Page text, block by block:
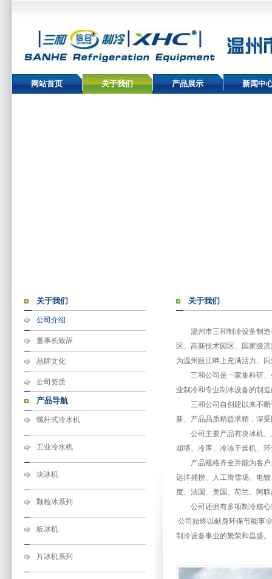
网站首页 关于我们 产品展示 新闻中
关于我们
公司介绍
董事长致辞
品牌文化
公司资质
产品导航
螺杆式冷水机
工业冷水机
块冰机
颗粒冰系列
板冰机
片冰机系列
关于我们
温州市三和制冷设备制造
区、高新技术园区、国家级
为温州瓯江畔上充满活力、
三和公司是一家集科研、
业制冷和专业制冰设备的制
三和公司自创建以来不断
新、产品品质精益求精，深
公司主要产品有块冰机、
却塔、冷库、冷冻干燥机、
产品规格齐全并能为客户
远洋捕捞、人工滑雪场、电
度、法国、美国、荷兰、阿
公司还拥有多项制冷核心
公司始终以献身环保节能事
制冷设备事业的繁荣和昌盛。